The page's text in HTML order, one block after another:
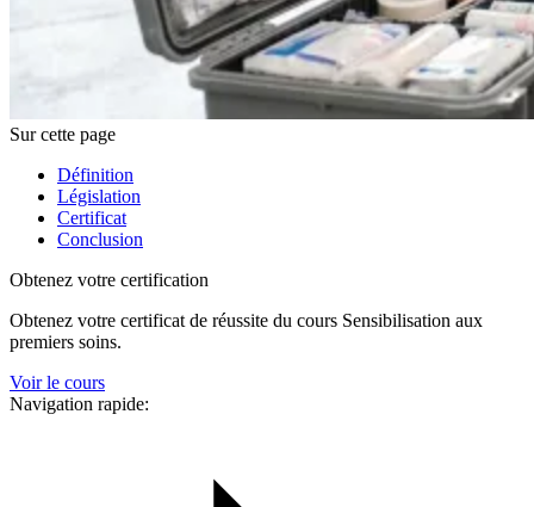
Sur cette page
Définition
Législation
Certificat
Conclusion
Obtenez votre certification
Obtenez votre certificat de réussite du cours Sensibilisation aux
premiers soins.
Voir le cours
Navigation rapide: